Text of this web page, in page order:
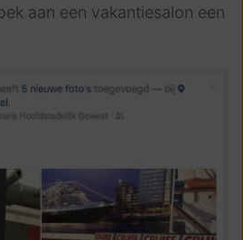
aan een vakantiesalon een